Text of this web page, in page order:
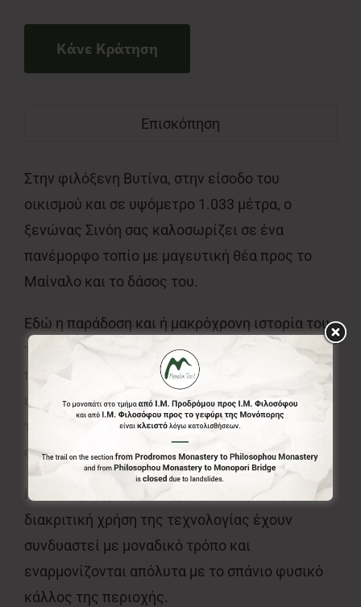
Κάνε Κράτηση
Επισκόπηση
Στην φιλόξενη Βυτίνα, στην είσοδο του
οικισμού και σε υψόμετρο 1.033 μέτρα, ο
ξενώνας Σινόη σας καλοσωρίζει σε ένα
πανέμορφο τοπίο με μαγευτική θέα προς το
Μαίναλο και το δάσος του.
Εδώ η παράδοση και ή μακρόχρονη ιστορία του
τόπου, αναβιώνει μέσα απο τους
πετρόκτιστους τοίχους, τα παραδοσιακά
έπιπλα & αντικείμενα, τα ξύλινα ταβάνια και
τις πόρτες που εκπέμπουν ζεστασιά και
σπιτική φιλοξενία.
Η τοπική αρχιτεκτονική παράδοση και η
διακριτική χρήση της τεχνολογίας έχουν
συνδυαστεί με μοναδικό τρόπο και
εναρμονίζονται απόλυτα με το σπάνιο φυσικό
κάλλος της περιοχής.